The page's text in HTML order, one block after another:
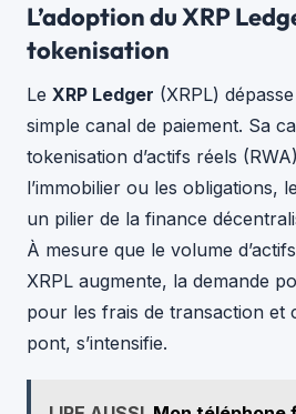
L’adoption du XRP
tokenisation
Le XRP Ledger (XRPL)
simple canal de paiement. Sa
tokenisation d’actifs réels
l’immobilier ou les obligations,
un pilier de la finance
À mesure que le volume
XRPL augmente, la demande
pour les frais de transaction et
pont, s’intensifie.